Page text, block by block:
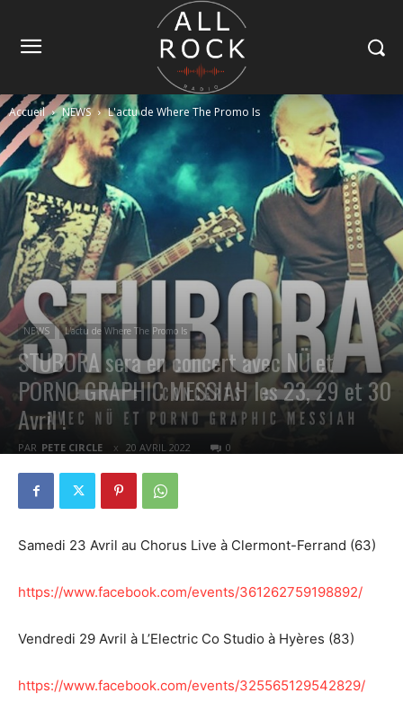
Accueil NEWS L'actu de Where The Promo Is
NEWS L'actu de Where The Promo Is
STUBORA sera en concert avec NÜ et
PORNO GRAPHIC MESSIAH les 23, 29 et 30
Avril !
PAR PETE CIRCLE 20 AVRIL 2022 0
Samedi 23 Avril au Chorus Live à Clermont-Ferrand (63)
https://www.facebook.com/events/361262759198892/
Vendredi 29 Avril à L’Electric Co Studio à Hyères (83)
https://www.facebook.com/events/325565129542829/